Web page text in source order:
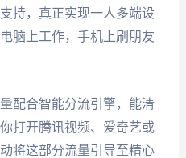
持，真正实现一人多端设
脑上工作，手机上刷朋友
配合智能分流引擎，能清
打开腾讯视频、爱奇艺或
将这部分流量引导至精心